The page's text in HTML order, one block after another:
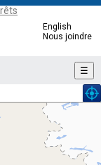
English
Nous joindre
☰